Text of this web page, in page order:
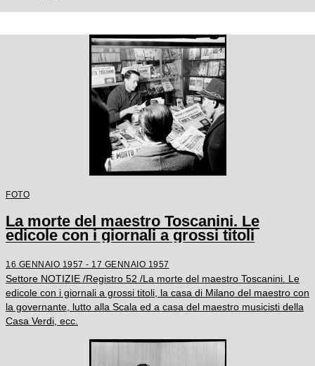
FOTO
La morte del maestro Toscanini. Le
edicole con i giornali a grossi titoli
16 GENNAIO 1957 - 17 GENNAIO 1957
Settore NOTIZIE /Registro 52 /La morte del maestro Toscanini. Le
edicole con i giornali a grossi titoli, la casa di Milano del maestro con
la governante, lutto alla Scala ed a casa del maestro musicisti della
Casa Verdi, ecc.